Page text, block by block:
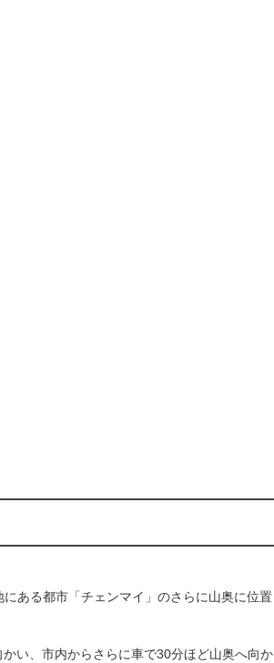
ある都市「チェンマイ」のさらに山奥に位置
い、市内からさらに車で30分ほど山奥へ向か